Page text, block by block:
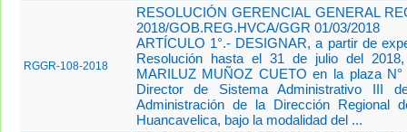
RGGR-108-2018
RESOLUCIÓN GERENCIAL GENERAL
2018/GOB.REG.HVCA/GGR 01/03/2018
ARTÍCULO 1°.- DESIGNAR, a partir de
Resolución hasta el 31 de julio del
MARILUZ MUÑOZ CUETO en la plaza
Director de Sistema Administrativo III
Administración de la Dirección Regional
Huancavelica, bajo la modalidad del ...